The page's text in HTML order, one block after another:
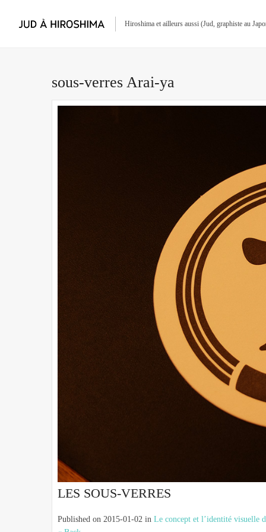
Hiroshima et ailleurs aussi (Jud, graphiste au
sous-verres Arai-ya
LES SOUS-VERRES
Published on 2015-01-02 in Le concept et l’identité visuelle